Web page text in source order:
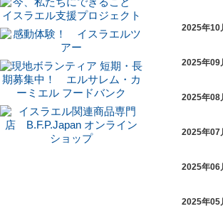
2025年10
2025年09
2025年08
2025年07
2025年06
2025年05